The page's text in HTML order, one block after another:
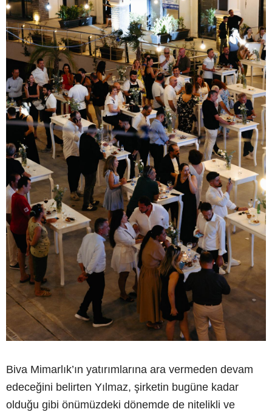
Biva Mimarlık’ın yatırımlarına ara vermeden devam
edeceğini belirten Yılmaz, şirketin bugüne kadar
olduğu gibi önümüzdeki dönemde de nitelikli ve